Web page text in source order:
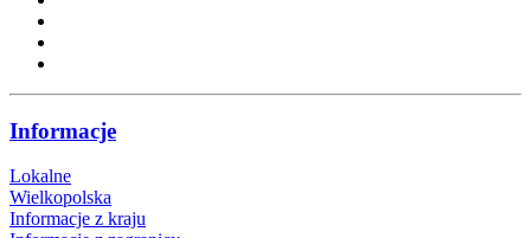
Informacje
Lokalne
Wielkopolska
Informacje z kraju